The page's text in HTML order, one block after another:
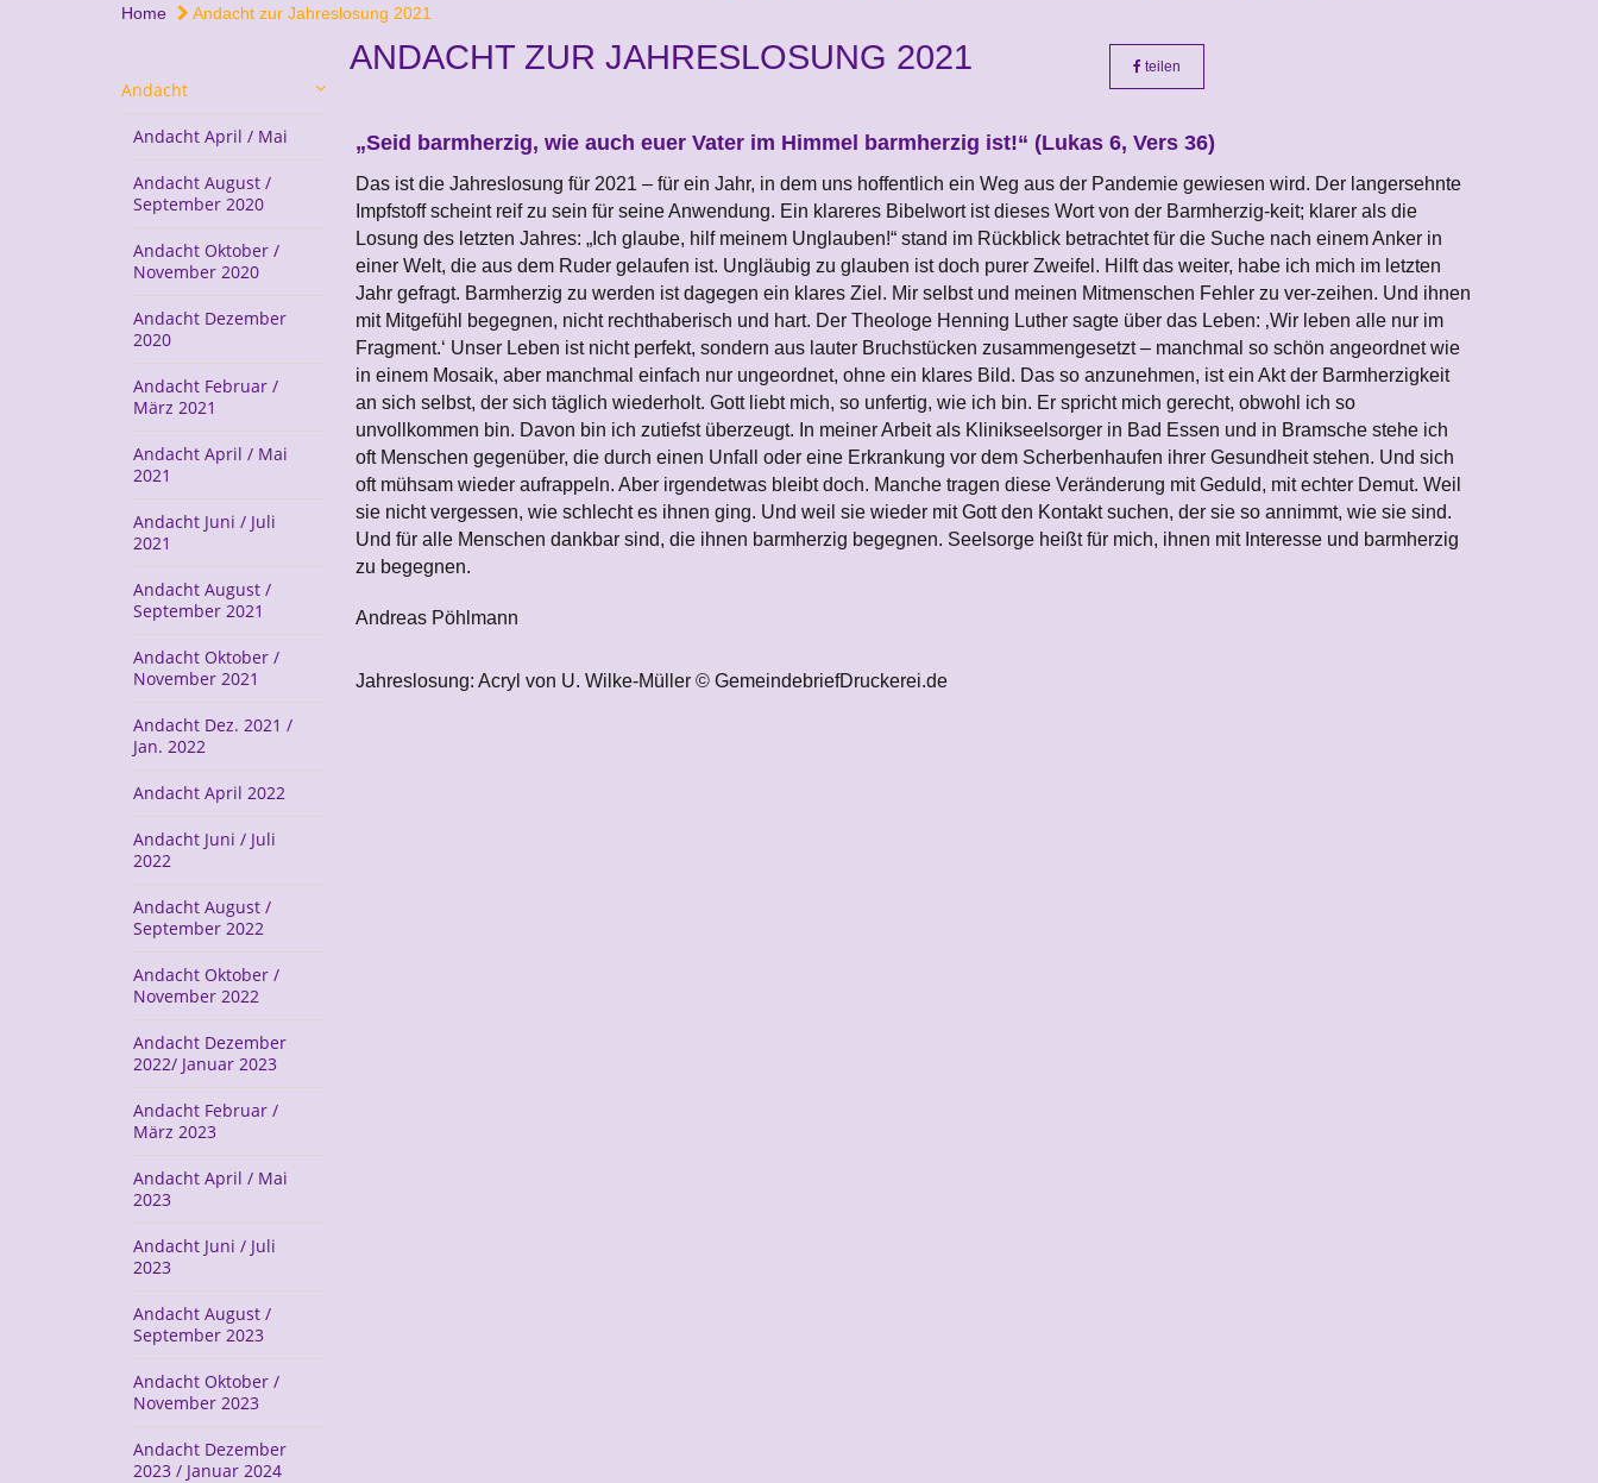
Home Andacht zur Jahreslosung 2021
Andacht
Andacht April / Mai
Andacht August /
September 2020
Andacht Oktober /
November 2020
Andacht Dezember
2020
Andacht Februar /
März 2021
Andacht April / Mai
2021
Andacht Juni / Juli
2021
Andacht August /
September 2021
Andacht Oktober /
November 2021
Andacht Dez. 2021 /
Jan. 2022
Andacht April 2022
Andacht Juni / Juli
2022
Andacht August /
September 2022
Andacht Oktober /
November 2022
Andacht Dezember
2022/ Januar 2023
Andacht Februar /
März 2023
Andacht April / Mai
2023
Andacht Juni / Juli
2023
Andacht August /
September 2023
Andacht Oktober /
November 2023
Andacht Dezember
2023 / Januar 2024
ANDACHT ZUR JAHRESLOSUNG 2021 teilen
„Seid barmherzig, wie auch euer Vater im Himmel barmherzig ist!“ (Lukas 6, Vers 36)
Das ist die Jahreslosung für 2021 – für ein Jahr, in dem uns hoffentlich ein Weg aus der Pandemie gewiesen wird. Der langersehnte
Impfstoff scheint reif zu sein für seine Anwendung. Ein klareres Bibelwort ist dieses Wort von der Barmherzig-keit; klarer als die
Losung des letzten Jahres: „Ich glaube, hilf meinem Unglauben!“ stand im Rückblick betrachtet für die Suche nach einem Anker in
einer Welt, die aus dem Ruder gelaufen ist. Ungläubig zu glauben ist doch purer Zweifel. Hilft das weiter, habe ich mich im letzten
Jahr gefragt. Barmherzig zu werden ist dagegen ein klares Ziel. Mir selbst und meinen Mitmenschen Fehler zu ver-zeihen. Und ihnen
mit Mitgefühl begegnen, nicht rechthaberisch und hart. Der Theologe Henning Luther sagte über das Leben: ‚Wir leben alle nur im
Fragment.‘ Unser Leben ist nicht perfekt, sondern aus lauter Bruchstücken zusammengesetzt – manchmal so schön angeordnet wie
in einem Mosaik, aber manchmal einfach nur ungeordnet, ohne ein klares Bild. Das so anzunehmen, ist ein Akt der Barmherzigkeit
an sich selbst, der sich täglich wiederholt. Gott liebt mich, so unfertig, wie ich bin. Er spricht mich gerecht, obwohl ich so
unvollkommen bin. Davon bin ich zutiefst überzeugt. In meiner Arbeit als Klinikseelsorger in Bad Essen und in Bramsche stehe ich
oft Menschen gegenüber, die durch einen Unfall oder eine Erkrankung vor dem Scherbenhaufen ihrer Gesundheit stehen. Und sich
oft mühsam wieder aufrappeln. Aber irgendetwas bleibt doch. Manche tragen diese Veränderung mit Geduld, mit echter Demut. Weil
sie nicht vergessen, wie schlecht es ihnen ging. Und weil sie wieder mit Gott den Kontakt suchen, der sie so annimmt, wie sie sind.
Und für alle Menschen dankbar sind, die ihnen barmherzig begegnen. Seelsorge heißt für mich, ihnen mit Interesse und barmherzig
zu begegnen.
Andreas Pöhlmann
Jahreslosung: Acryl von U. Wilke-Müller © GemeindebriefDruckerei.de